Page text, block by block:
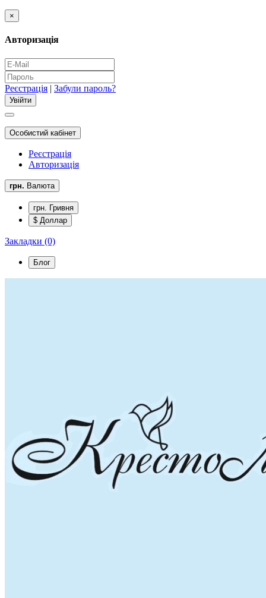
×
Авторизація
Реєстрація | Забули пароль?
Особистий кабінет
Реєстрація
Авторизація
грн. Валюта
грн. Гривня
$ Доллар
Закладки (0)
Блог